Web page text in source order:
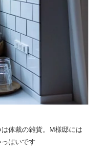
体裁の雑貨。M様邸には
ぱいです